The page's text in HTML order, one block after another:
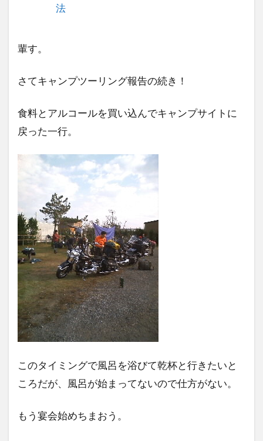
法
輩す。
さてキャンプツーリング報告の続き！
食料とアルコールを買い込んでキャンプサイトに
戻った一行。
このタイミングで風呂を浴びて乾杯と行きたいと
ころだが、風呂が始まってないので仕方がない。
もう宴会始めちまおう。